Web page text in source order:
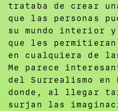
trataba de crear
que las personas
su mundo interior y
que les
en cualquiera de
Me parece
del Surrealismo en
donde, al llegar
surjan las